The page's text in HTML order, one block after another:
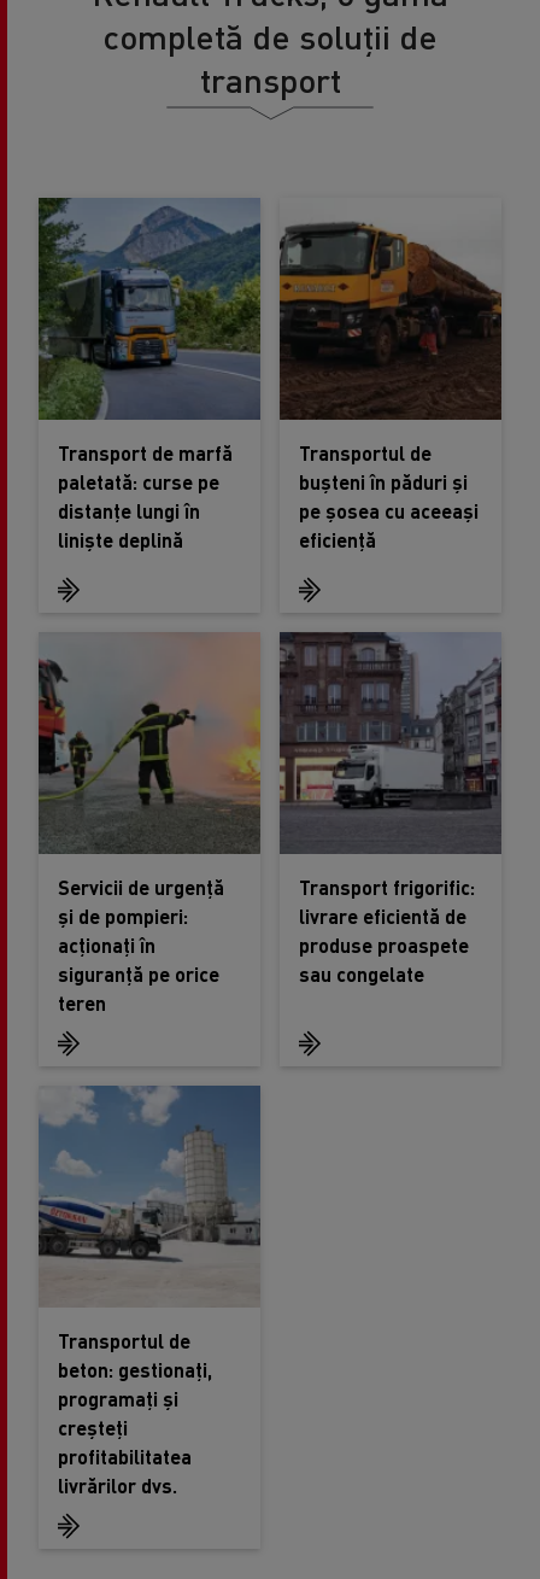
completă de soluții de
transport
Transport de marfă
paletată: curse pe
distanțe lungi în
liniște deplină
Transportul de
bușteni în păduri și
pe șosea cu aceeași
eficiență
Servicii de urgență
și de pompieri:
acționați în
siguranță pe orice
teren
Transport frigorific:
livrare eficientă de
produse proaspete
sau congelate
Transportul de
beton: gestionați,
programați și
creșteți
profitabilitatea
livrărilor dvs.